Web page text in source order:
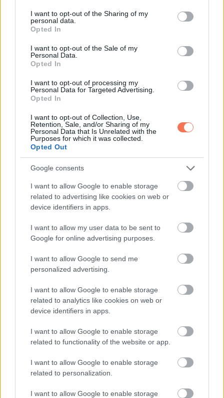
not limited to your visit or usage behaviour. You may click to
grant or deny consent to Google and its third-party tags to
use your data for below specified purposes in below Google
consent section.
I want to opt-out of the Sharing of my
personal data.
Opted In
I want to opt-out of the Sale of my
Personal Data.
Opted In
I want to opt-out of processing my
Personal Data for Targeted Advertising.
Opted In
I want to opt-out of Collection, Use,
Retention, Sale, and/or Sharing of my
Personal Data that Is Unrelated with the
Purposes for which it was collected.
Opted Out
Google consents
I want to allow Google to enable storage
related to advertising like cookies on web or
device identifiers in apps.
I want to allow my user data to be sent to
Google for online advertising purposes.
I want to allow Google to send me
personalized advertising.
I want to allow Google to enable storage
related to analytics like cookies on web or
device identifiers in apps.
I want to allow Google to enable storage
related to functionality of the website or app.
I want to allow Google to enable storage
related to personalization.
I want to allow Google to enable storage
Oszd meg ezt a posztot:
via
ELŐZŐ POSZT
Ez a 2 csillagjegy bőséges időszakra
Megjött a nagy őszi előrejelzés: Itt lesz még
ősszel is szárazság és forróság
További bejegyzések